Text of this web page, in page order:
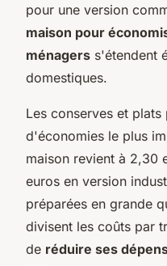
pour une version
maison pour
ménagers s'étendent
domestiques.
Les conserves et
d'économies le plus
maison revient à 2,30
euros en version
préparées en grande
divisent les coûts par
de réduire ses